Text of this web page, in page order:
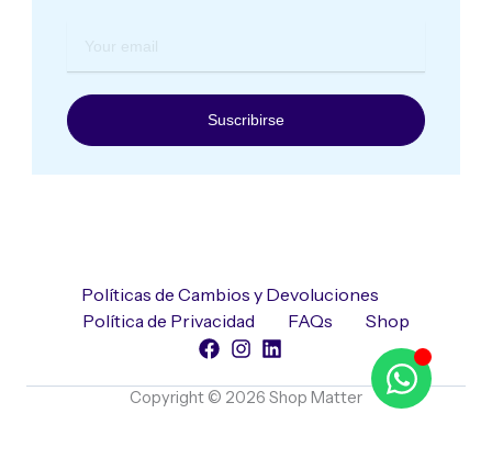
Suscribirse
Políticas de Cambios y Devoluciones
Política de Privacidad
FAQs Shop
Copyright © 2026 Shop Matter